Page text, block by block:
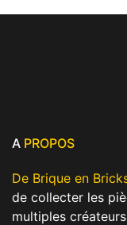
A PROPOS
De Brique en
de collecter les
multiples créateurs